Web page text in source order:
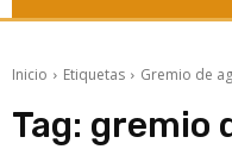
Inicio Etiquetas Gremio de
Tag: gremio